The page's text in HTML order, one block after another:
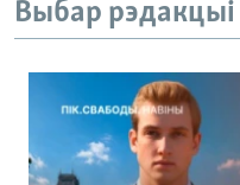
Выбар рэдакцыі